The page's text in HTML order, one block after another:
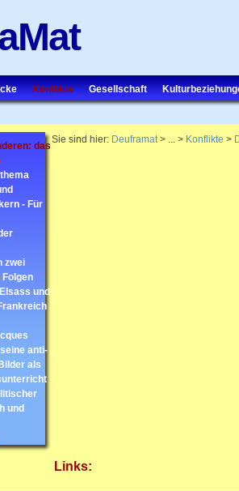
Konflikte Gesellschaft
das
- Für
zwei
Folgen
und
anti-
als
und
Sie sind hier: Deuframat> ... > Konflikte >
Links: